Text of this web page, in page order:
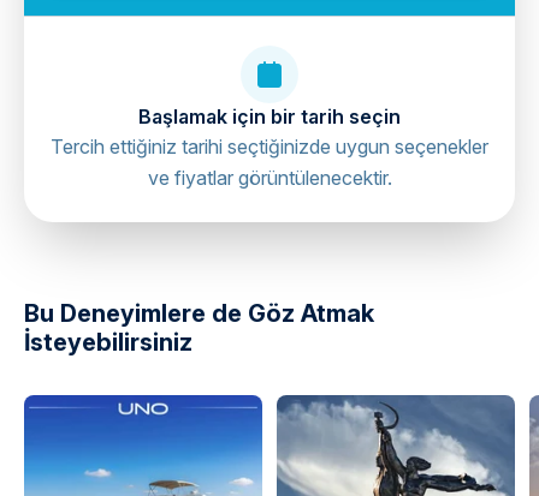
directions
Başlamak için bir tarih seçin
Tercih ettiğiniz tarihi seçtiğinizde uygun seçenekler
ve fiyatlar görüntülenecektir.
Bu Deneyimlere de Göz Atmak
İsteyebilirsiniz